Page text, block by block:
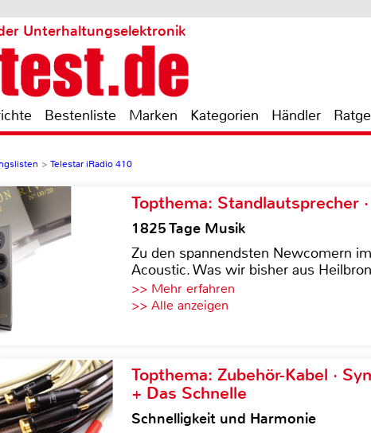
Unterhaltungselektronik
Bestenliste Marken Kategorien Händler
> Telestar iRadio 410
Topthema: Standlautsprecher
1825 Tage Musik
Zu den spannendsten Newcomern
Acoustic. Was wir bisher aus
>> Mehr erfahren
>> Alle anzeigen
Topthema: Zubehör-Kabel ·
+ Das Schnelle
Schnelligkeit und Harmonie